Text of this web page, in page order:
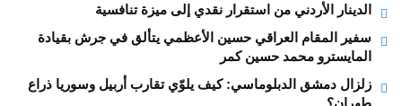
الدينار الأردني من استقرار نقدي إلى ميزة تنافسية
سفير المقام العراقي حسين الأعظمي يتألق في جرش بقيادة
المايسترو محمد حسين كمر
زلزال دمشق الدبلوماسي: كيف يلوّي تقارب أربيل وسوريا ذراع
طهران؟